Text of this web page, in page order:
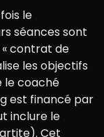
le
séances sont
« contrat de
les objectifs
le coaché
est financé par
inclure le
Cet